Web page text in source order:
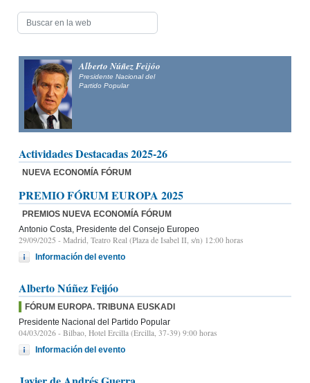
Alfonso Fernández
Mañueco
Presidente del Partido Popular de Castilla y León y candidato
Actividades Destacadas 2025-26
NUEVA ECONOMÍA FÓRUM
PREMIO FÓRUM EUROPA 2025
PREMIOS NUEVA ECONOMÍA FÓRUM
Antonio Costa, Presidente del Consejo Europeo
29/09/2025 - Madrid, Teatro Real (Plaza de Isabel II, s/n) 12:00 horas
Información del evento
Alberto Núñez Feijóo
FÓRUM EUROPA. TRIBUNA EUSKADI
Presidente Nacional del Partido Popular
04/03/2026 - Bilbao, Hotel Ercilla (Ercilla, 37-39) 9:00 horas
Información del evento